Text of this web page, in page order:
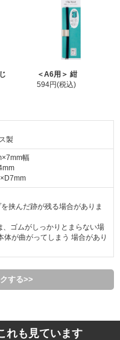
＜A6用＞ 紺
594円(税込)
製
幅
挟んだ跡が残る場合がありま
、ゴムがしっかりとまらない場
体が曲がってしまう 場合があり
する>>
れも見ています